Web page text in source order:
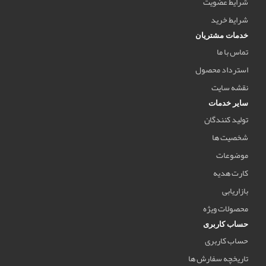
شرایط خرید
خدمات مشتریان
تماس با ما
استرداد محصول
نقشه سایت
سایر خدمات
تولید کنندگان
شخصیت ها
موضوعات
کارت هدیه
بازاریابی
محصولات ویژه
حساب کاربری
حساب کاربری
تاریخچه سفارش ها